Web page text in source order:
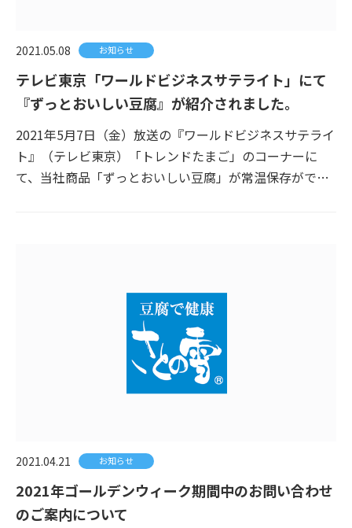
2021.05.08 お知らせ
テレビ東京「ワールドビジネスサテライト」にて
『ずっとおいしい豆腐』が紹介されました。
2021年5月7日（金）放送の『ワールドビジネスサテライ
ト』（テレビ東京）「トレンドたまご」のコーナーに
て、当社商品「ずっとおいしい豆腐」が常温保存がで…
2021.04.21 お知らせ
2021年ゴールデンウィーク期間中のお問い合わせ
のご案内について